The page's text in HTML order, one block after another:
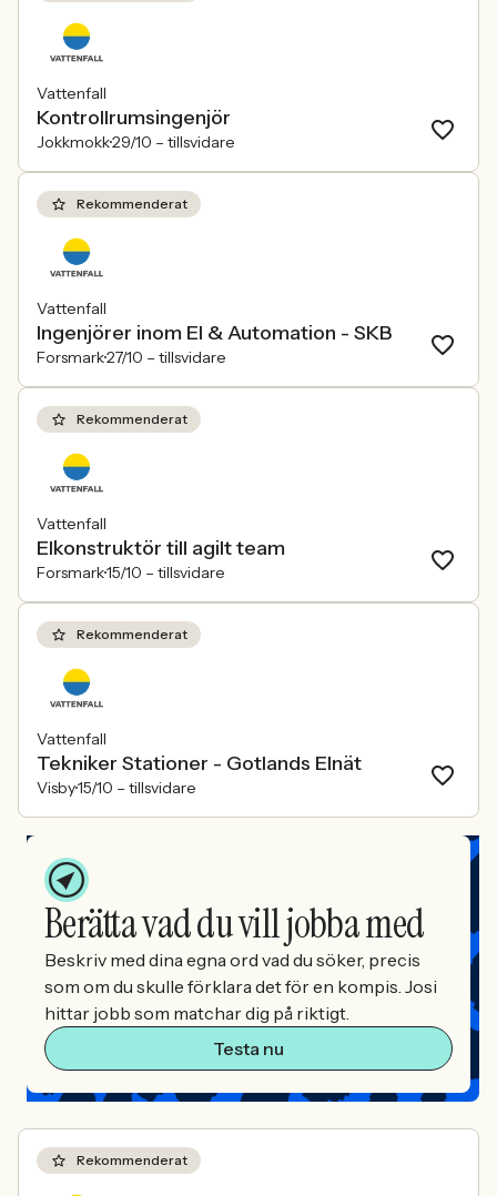
Vattenfall
Kontrollrumsingenjör
Jokkmokk29/10 – tillsvidare
Rekommenderat
Vattenfall
Ingenjörer inom El & Automation - SKB
Forsmark27/10 – tillsvidare
Rekommenderat
Vattenfall
Elkonstruktör till agilt team
Forsmark15/10 – tillsvidare
Rekommenderat
Vattenfall
Tekniker Stationer - Gotlands Elnät
Visby15/10 – tillsvidare
Berätta vad du vill jobba med
Beskriv med dina egna ord vad du söker, precis
som om du skulle förklara det för en kompis. Josi
hittar jobb som matchar dig på riktigt.
Testa nu
Rekommenderat